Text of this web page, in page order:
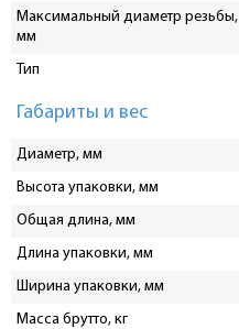
Максимальный диаметр резьбы,
мм
Тип
Габариты и вес
Диаметр, мм
Высота упаковки, мм
Общая длина, мм
Длина упаковки, мм
Ширина упаковки, мм
Масса брутто, кг